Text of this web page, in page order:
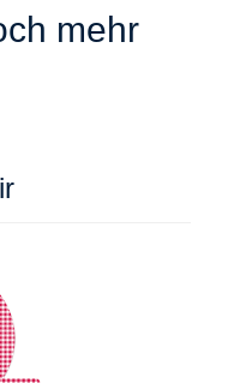
mehr